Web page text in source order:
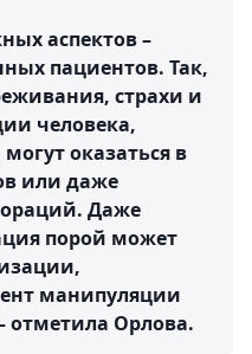
аспектов –
пациентов. Так,
страхи и
человека,
оказаться в
или даже
Даже
порой может
манипуляции
Орлова.